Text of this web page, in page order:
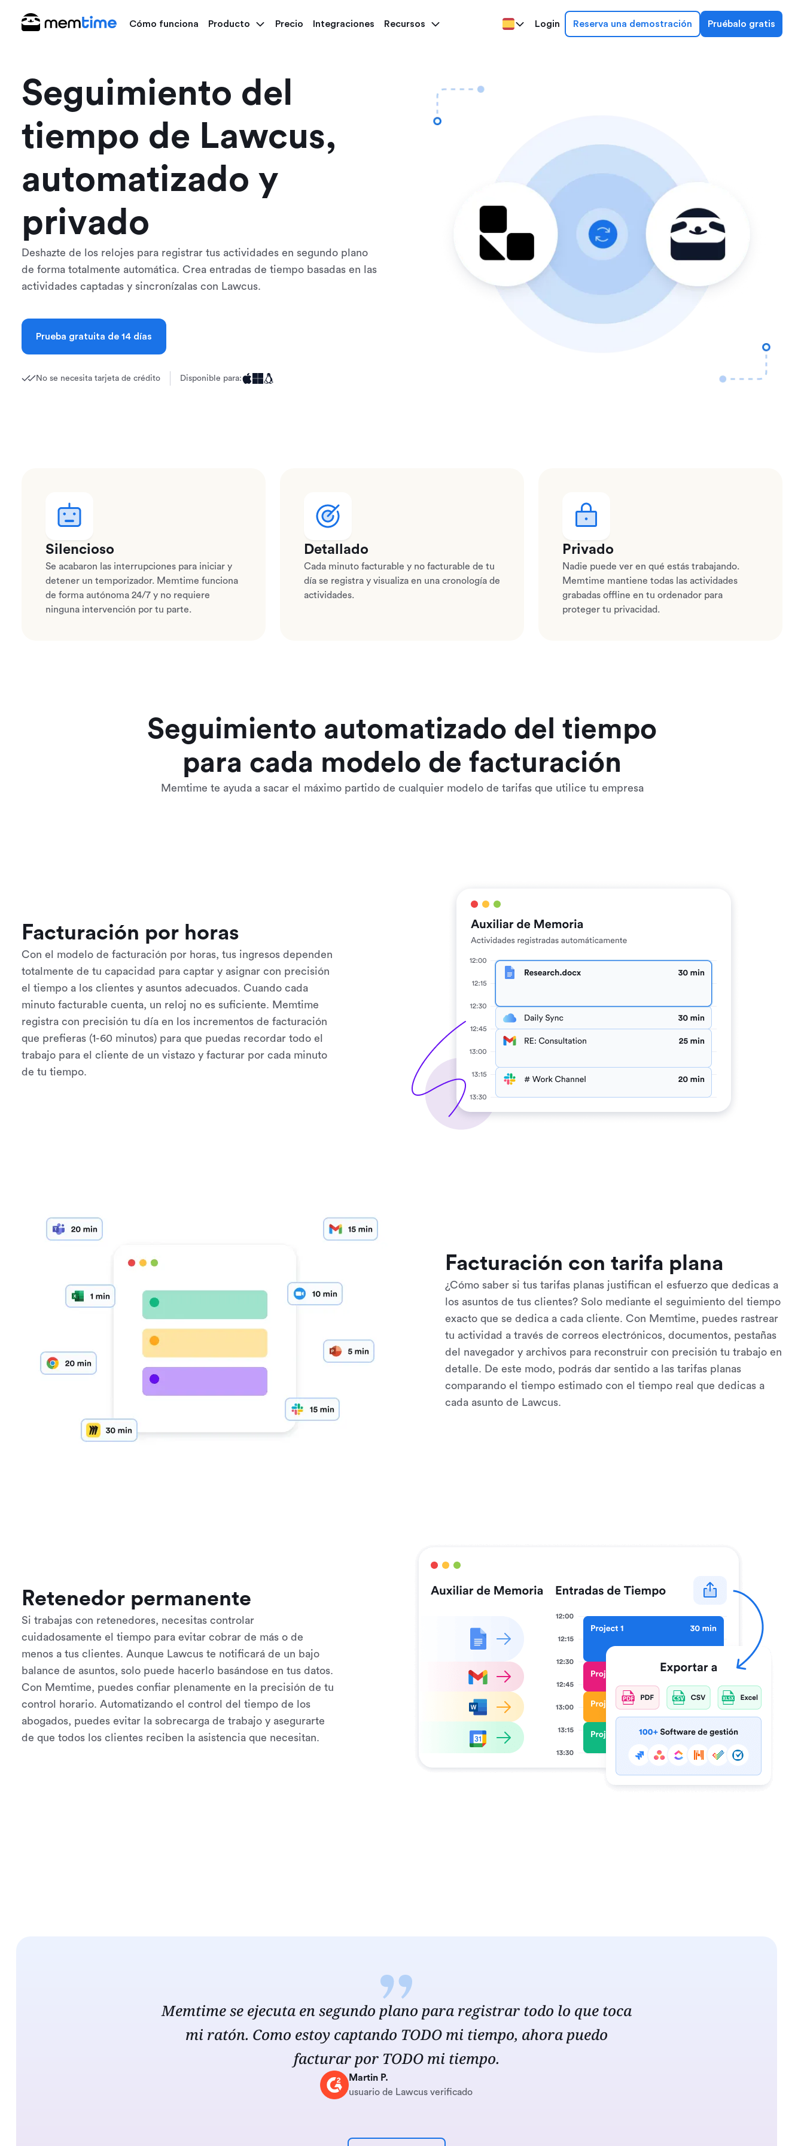
Cómo funciona Producto Precio Integraciones Recursos Login Reserva una demostración Pruébalo gratis
Seguimiento del
tiempo de Lawcus,
automatizado y
privado
Deshazte de los relojes para registrar tus actividades en segundo plano
de forma totalmente automática. Crea entradas de tiempo basadas en las
actividades captadas y sincronízalas con Lawcus.
Prueba gratuita de 14 días
No se necesita tarjeta de crédito Disponible para:
Silencioso
Se acabaron las interrupciones para iniciar y
detener un temporizador. Memtime funciona
de forma autónoma 24/7 y no requiere
ninguna intervención por tu parte.
Detallado
Cada minuto facturable y no facturable de tu
día se registra y visualiza en una cronología de
actividades.
Privado
Nadie puede ver en qué estás trabajando.
Memtime mantiene todas las actividades
grabadas offline en tu ordenador para
proteger tu privacidad.
Seguimiento automatizado del tiempo
para cada modelo de facturación
Memtime te ayuda a sacar el máximo partido de cualquier modelo de tarifas que utilice tu empresa
Facturación por horas
Con el modelo de facturación por horas, tus ingresos dependen
totalmente de tu capacidad para captar y asignar con precisión
el tiempo a los clientes y asuntos adecuados. Cuando cada
minuto facturable cuenta, un reloj no es suficiente. Memtime
registra con precisión tu día en los incrementos de facturación
que prefieras (1-60 minutos) para que puedas recordar todo el
trabajo para el cliente de un vistazo y facturar por cada minuto
de tu tiempo.
Facturación con tarifa plana
¿Cómo saber si tus tarifas planas justifican el esfuerzo que dedicas a
los asuntos de tus clientes? Solo mediante el seguimiento del tiempo
exacto que se dedica a cada cliente. Con Memtime, puedes rastrear
tu actividad a través de correos electrónicos, documentos, pestañas
del navegador y archivos para reconstruir con precisión tu trabajo en
detalle. De este modo, podrás dar sentido a las tarifas planas
comparando el tiempo estimado con el tiempo real que dedicas a
cada asunto de Lawcus.
Retenedor permanente
Si trabajas con retenedores, necesitas controlar
cuidadosamente el tiempo para evitar cobrar de más o de
menos a tus clientes. Aunque Lawcus te notificará de un bajo
balance de asuntos, solo puede hacerlo basándose en tus datos.
Con Memtime, puedes confiar plenamente en la precisión de tu
control horario. Automatizando el control del tiempo de los
abogados, puedes evitar la sobrecarga de trabajo y asegurarte
de que todos los clientes reciben la asistencia que necesitan.
Memtime se ejecuta en segundo plano para registrar todo lo que toca
mi ratón. Como estoy captando TODO mi tiempo, ahora puedo
facturar por TODO mi tiempo.
Martin P.
usuario de Lawcus verificado